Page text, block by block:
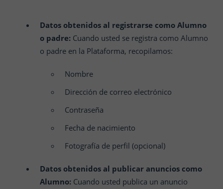
Datos obtenidos al registrarse como Alumno
o padre: Cuando usted se registra como Alumno
o padre en la Plataforma, recopilamos:
Nombre
Dirección de correo electrónico
Contraseña
Fecha de nacimiento
Fotografía de perfil (opcional)
Datos obtenidos al publicar anuncios como
Alumno: Cuando usted publica un anuncio